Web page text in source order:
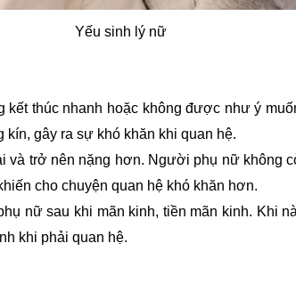
Yếu sinh lý nữ
thúc nhanh hoặc không được như ý
kín, gây ra sự khó khăn khi quan hệ.
và trở nên nặng hơn. Người phụ nữ không
cho chuyện quan hệ khó khăn hơn.
nữ sau khi mãn kinh, tiền mãn kinh. Khi
khi phải quan hệ.